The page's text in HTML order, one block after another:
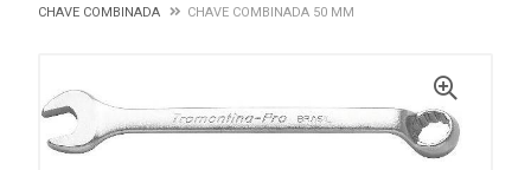
CHAVE COMBINADA
CHAVE COMBINADA 50 MM